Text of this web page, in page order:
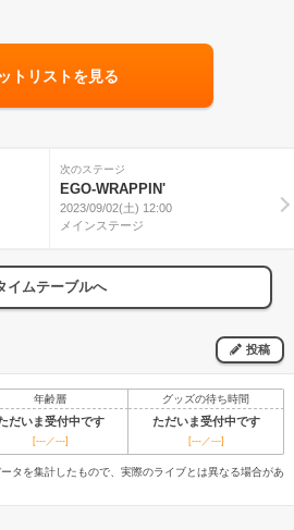
トリストを見る
次のステージ
EGO-WRAPPIN'
2023/09/02(土) 12:00
メインステージ
イムテーブルへ
投稿
年齢層 グッズの待ち時間
だいま受付中です ただいま受付中です
[---／---] [---／---]
タを集計したもので、実際のライブとは異なる場合があ